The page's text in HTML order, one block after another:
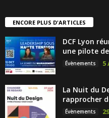
ENCORE PLUS D'ARTICLES
DCF Lyon
une pilote
Évènements 5
La Nuit du
rapprocher
Évènements